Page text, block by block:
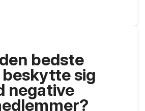
bedste
sig
negative